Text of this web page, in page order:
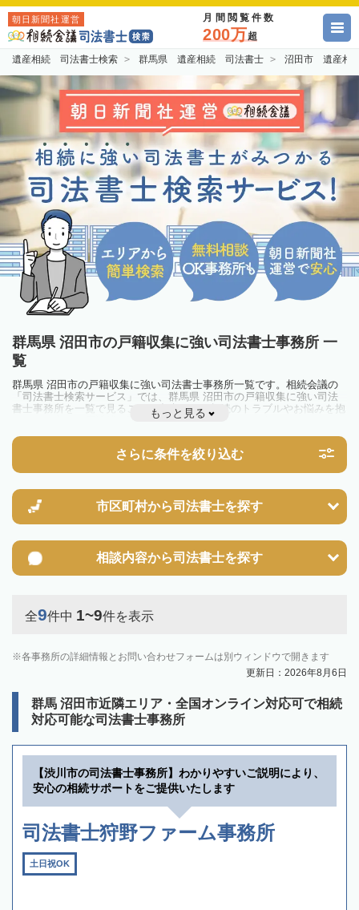
朝日新聞社運営 月間閲覧件数
200万超
遺産相続 司法書士検索 群馬県 遺産相続 司法書士 沼田市 遺産相
群馬県 沼田市の戸籍収集に強い司法書士事務所 一
覧
群馬県 沼田市の戸籍収集に強い司法書士事務所一覧です。相続会議の
「司法書士検索サービス」では、群馬県 沼田市の戸籍収集に強い司法
書士事務所を一覧で見ることが出来ます。相続のトラブルやお悩みを抱
えている方は一度近隣の司法書士に相談してみましょう。
もっと見る
さらに条件を絞り込む
市区町村から司法書士を探す
相談内容から司法書士を探す
全9件中 1~9件を表示
各事務所の詳細情報とお問い合わせフォームは別ウィンドウで開きます
更新日：2026年8月6日
群馬 沼田市近隣エリア・全国オンライン対応可で相続
対応可能な司法書士事務所
【渋川市の司法書士事務所】わかりやすいご説明により、
安心の相続サポートをご提供いたします
司法書士狩野ファーム事務所
土日祝OK